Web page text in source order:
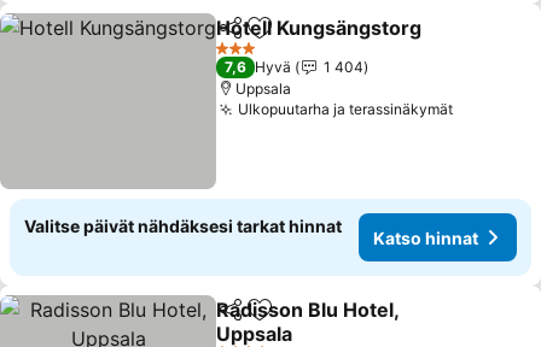
Jaa Lisää suosikkeihin
Hotell Kungsängstorg
3 Tähtiluokitus
7,6 Hyvä
1 404
Uppsala
Ulkopuutarha ja terassinäkymät
Valitse päivät nähdäksesi tarkat hinnat
Katso hinnat
Jaa Lisää suosikkeihin
Radisson Blu Hotel,
Uppsala